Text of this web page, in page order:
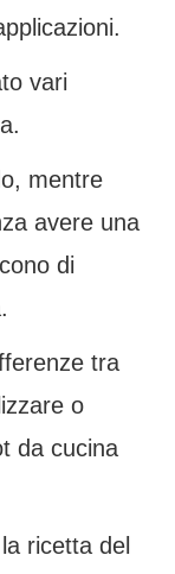
vari
mentre
avere una
di
tra
o
da cucina
ricetta del